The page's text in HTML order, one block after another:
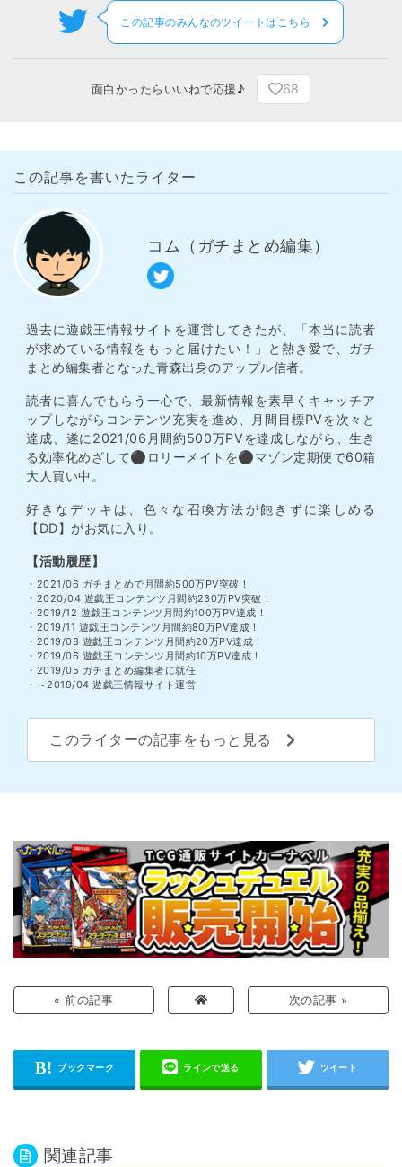
この記事のみんなのツイートはこちら
面白かったらいいねで応援♪ 68
この記事を書いたライター
コム（ガチまとめ編集）
過去に遊戯王情報サイトを運営してきたが、「本当に読者
が求めている情報をもっと届けたい！」と熱き愛で、ガチ
まとめ編集者となった青森出身のアップル信者。
読者に喜んでもらう一心で、最新情報を素早くキャッチア
ップしながらコンテンツ充実を進め、月間目標PVを次々と
達成、遂に2021/06月間約500万PVを達成しながら、生き
る効率化めざして⚫︎ロリーメイトを⚫︎マゾン定期便で60箱
大人買い中。
好きなデッキは、色々な召喚方法が飽きずに楽しめる
【DD】がお気に入り。
【活動履歴】
・2021/06 ガチまとめで月間約500万PV突破！
・2020/04 遊戯王コンテンツ月間約230万PV突破！
・2019/12 遊戯王コンテンツ月間約100万PV達成！
・2019/11 遊戯王コンテンツ月間約80万PV達成！
・2019/08 遊戯王コンテンツ月間約20万PV達成！
・2019/06 遊戯王コンテンツ月間約10万PV達成！
・2019/05 ガチまとめ編集者に就任
・～2019/04 遊戯王情報サイト運営
このライターの記事をもっと見る
« 前の記事 次の記事 »
関連記事